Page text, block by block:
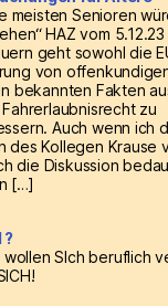
meisten Senioren
HAZ vom
geht sowohl die
von
bekannten Fakten
zu
Auch wenn ich
des Kollegen Krause
die Diskussion
[…]
?
wollen SIch beruflich